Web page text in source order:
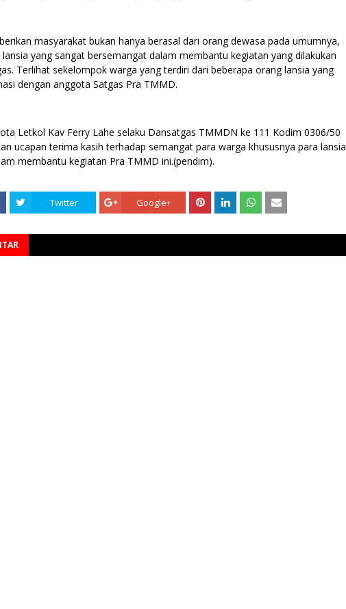
masyarakat bukan hanya berasal dari orang dewasa pada umumnya,
yang sangat bersemangat dalam membantu kegiatan yang dilakukan
Terlihat sekelompok warga yang terdiri dari beberapa orang lansia yang
dengan anggota Satgas Pra TMMD.
Letkol Kav Ferry Lahe selaku Dansatgas TMMDN ke 111 Kodim 0306/50
ucapan terima kasih terhadap semangat para warga khususnya para lansia
membantu kegiatan Pra TMMD ini.(pendim).
Twitter Google+